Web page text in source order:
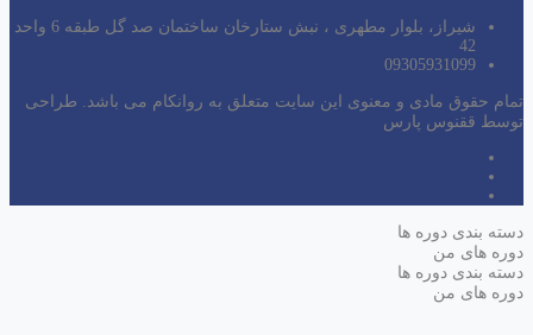
شیراز، بلوار مطهری ، نبش ستارخان ساختمان صد گل طبقه 6 واحد
42
09305931099
تمام حقوق مادی و معنوی این سایت متعلق به روانکام می باشد. طراحی
توسط ققنوس پارس
دسته بندی دوره ها
دوره های من
دسته بندی دوره ها
دوره های من